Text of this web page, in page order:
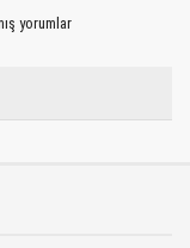
yorumlar